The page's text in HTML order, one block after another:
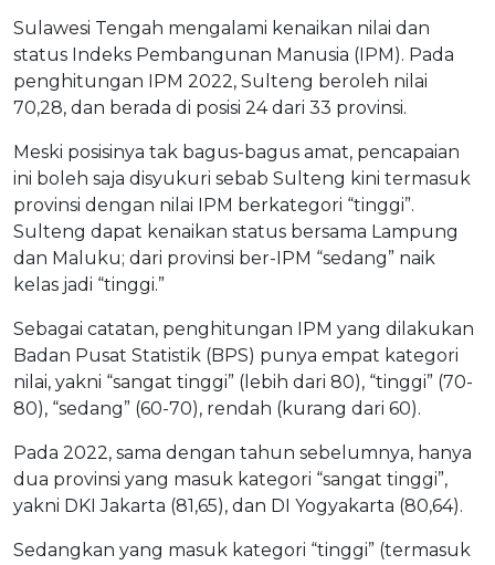
Sulawesi Tengah mengalami kenaikan nilai dan
status Indeks Pembangunan Manusia (IPM). Pada
penghitungan IPM 2022, Sulteng beroleh nilai
70,28, dan berada di posisi 24 dari 33 provinsi.
Meski posisinya tak bagus-bagus amat, pencapaian
ini boleh saja disyukuri sebab Sulteng kini termasuk
provinsi dengan nilai IPM berkategori “tinggi”.
Sulteng dapat kenaikan status bersama Lampung
dan Maluku; dari provinsi ber-IPM “sedang” naik
kelas jadi “tinggi.”
Sebagai catatan, penghitungan IPM yang dilakukan
Badan Pusat Statistik (BPS) punya empat kategori
nilai, yakni “sangat tinggi” (lebih dari 80), “tinggi” (70-
80), “sedang” (60-70), rendah (kurang dari 60).
Pada 2022, sama dengan tahun sebelumnya, hanya
dua provinsi yang masuk kategori “sangat tinggi”,
yakni DKI Jakarta (81,65), dan DI Yogyakarta (80,64).
Sedangkan yang masuk kategori “tinggi” (termasuk